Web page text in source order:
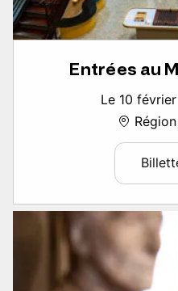
Entrées au
Le 10